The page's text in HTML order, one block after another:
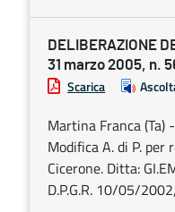
DELIBERAZIONE
31 marzo 2005, n.
Scarica
Martina Franca
Modifica A. di P. per
Cicerone. Ditta:
D.P.G.R. 10/05/